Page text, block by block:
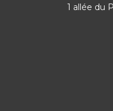
1 allée du